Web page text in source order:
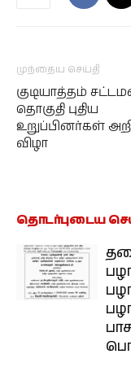
முந்தைய செய்தி
குடியாத்தம்
தொகுதி புதிய
உறுப்பினர்கள்
விழா
தொடர்புடைய